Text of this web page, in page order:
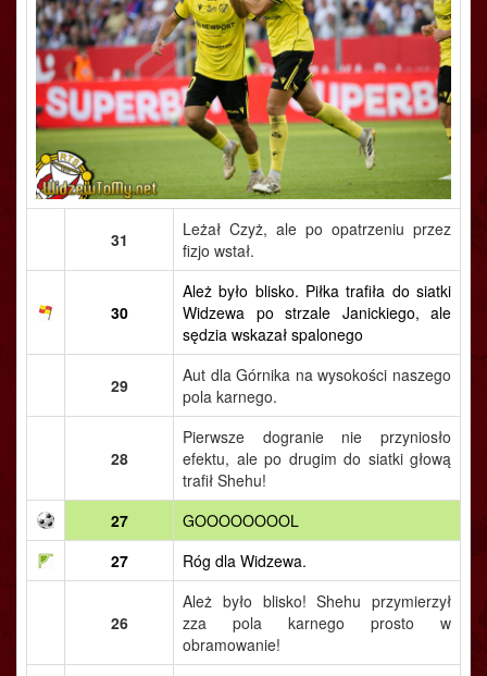
31
Leżał Czyż, ale po opatrzeniu przez
fizjo wstał.
30
Ależ było blisko. Piłka trafiła do siatki
Widzewa po strzale Janickiego, ale
sędzia wskazał spalonego
29
Aut dla Górnika na wysokości naszego
pola karnego.
28
Pierwsze dogranie nie przyniosło
efektu, ale po drugim do siatki głową
trafił Shehu!
27
GOOOOOOOOL
27
Róg dla Widzewa.
26
Ależ było blisko! Shehu przymierzył
zza pola karnego prosto w
obramowanie!